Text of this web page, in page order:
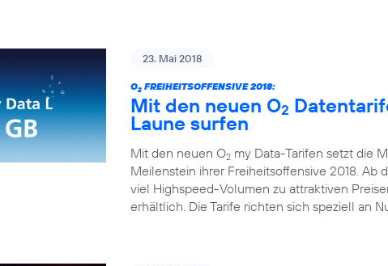
23. Mai 2018
O2 FREIHEITSOFFENSIVE 2018:
Mit den neuen O2
Laune surfen
Mit den neuen O2 my Data-Tarifen setzt die
Meilenstein ihrer Freiheitsoffensive 2018. Ab
viel Highspeed-Volumen zu attraktiven
erhältlich. Die Tarife richten sich speziell an